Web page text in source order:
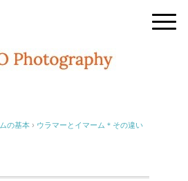
の基本 › ウラマーとイマーム＊その違い